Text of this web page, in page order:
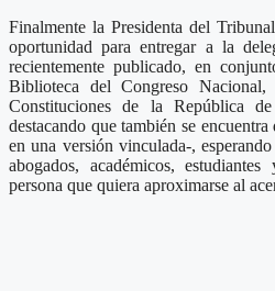
Finalmente la Presidenta del
oportunidad para entregar a la
recientemente publicado, en
Biblioteca del Congreso
Constituciones de la República
destacando que también se
en una versión vinculada-,
abogados, académicos,
persona que quiera aproximarse al